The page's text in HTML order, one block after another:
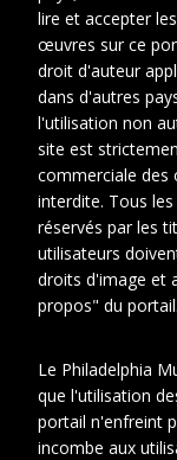
Date
Description
physique
lire et accepter
œuvres sur ce
droit d'auteur
dans d'autres
l'utilisation non
site est
commerciale
interdite. Tous
réservés par les
utilisateurs
droits d'image et
propos" du portail.
Le Philadelphia
que l'utilisation
portail n'enfreint
incombe aux